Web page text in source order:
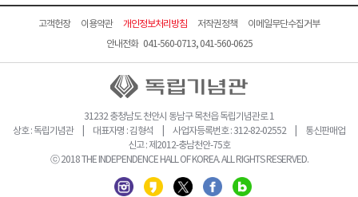
고객헌장 이용약관 개인정보처리방침 저작권정책
이메일무단수집거부
안내전화 041-560-0713, 041-560-0625
31232 충청남도 천안시 동남구 목천읍 독립기념관로 1
상호 : 독립기념관 | 대표자명 : 김형석 | 사업자등록번호 : 312-82-02552 | 통신판매업
신고 : 제2012-충남천안-75호
ⓒ 2018 THE INDEPENDENCE HALL OF KOREA. ALL RIGHTS RESERVED.